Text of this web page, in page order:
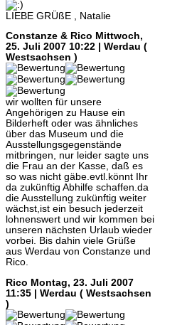
LIEBE GRÜßE , Natalie
Constanze & Rico Mittwoch,
25. Juli 2007 10:22 | Werdau (
Westsachsen )
wir wollten für unsere
Angehörigen zu Hause ein
Bilderheft oder was ähnliches
über das Museum und die
Ausstellungsgegenstände
mitbringen, nur leider sagte uns
die Frau an der Kasse, daß es
so was nicht gäbe.evtl.könnt Ihr
da zukünftig Abhilfe schaffen.da
die Ausstellung zukünftig weiter
wächst,ist ein besuch jederzeit
lohnenswert und wir kommen bei
unseren nächsten Urlaub wieder
vorbei. Bis dahin viele Grüße
aus Werdau von Constanze und
Rico.
Rico Montag, 23. Juli 2007
11:35 | Werdau ( Westsachsen
)